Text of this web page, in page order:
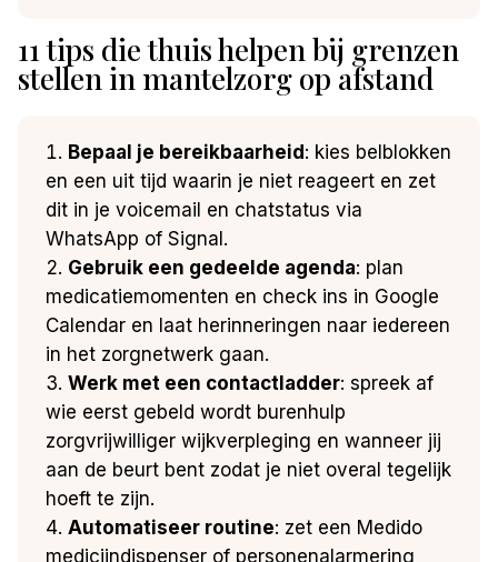
11 tips die thuis helpen bij grenzen
stellen in mantelzorg op afstand
Bepaal je bereikbaarheid: kies belblokken
en een uit tijd waarin je niet reageert en zet
dit in je voicemail en chatstatus via
WhatsApp of Signal.
Gebruik een gedeelde agenda: plan
medicatiemomenten en check ins in Google
Calendar en laat herinneringen naar iedereen
in het zorgnetwerk gaan.
Werk met een contactladder: spreek af
wie eerst gebeld wordt burenhulp
zorgvrijwilliger wijkverpleging en wanneer jij
aan de beurt bent zodat je niet overal tegelijk
hoeft te zijn.
Automatiseer routine: zet een Medido
medicijndispenser of personenalarmering